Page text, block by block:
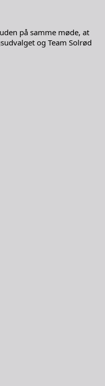
på samme møde, at
og Team Solrød